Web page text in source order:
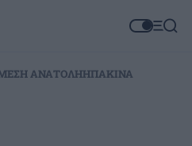
ΑΝΑΤΟΛΗΗΠΑΚΙΝΑ